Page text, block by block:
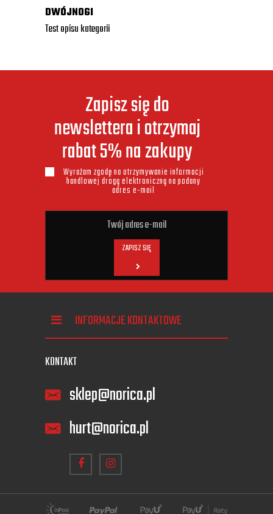
DWÓJNOGI
Test opisu kategorii
Zapisz się do
newslettera i otrzymaj
rabat 5% na zakupy
Wyrażam zgodę na otrzymywanie informacji
handlowej drogą elektroniczną na podany
adres e-mail
ZAPISZ SIĘ
INFORMACJE KONTAKTOWE
KONTAKT
sklep@norica.pl
hurt@norica.pl